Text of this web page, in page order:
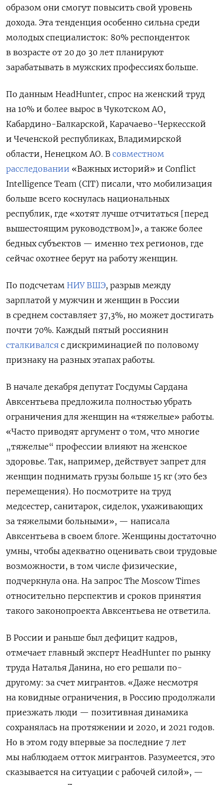
образом они смогут повысить свой уровень
дохода. Эта тенденция особенно сильна среди
молодых специалисток: 80% респонденток
в возрасте от 20 до 30 лет планируют
зарабатывать в мужских профессиях больше.
По данным HeadHunter, спрос на женский труд
на 10% и более вырос в Чукотском АО,
Кабардино-Балкарской, Карачаево-Черкесской
и Чеченской республиках, Владимирской
области, Ненецком АО. В совместном
расследовании «Важных историй» и Conflict
Intelligence Team (CIT) писали, что мобилизация
больше всего коснулась национальных
республик, где «хотят лучше отчитаться [перед
вышестоящим руководством]», а также более
бедных субъектов — именно тех регионов, где
сейчас охотнее берут на работу женщин.
По подсчетам НИУ ВШЭ, разрыв между
зарплатой у мужчин и женщин в России
в среднем составляет 37,3%, но может достигать
почти 70%. Каждый пятый россиянин
сталкивался с дискриминацией по половому
признаку на разных этапах работы.
В начале декабря депутат Госдумы Сардана
Авксентьева предложила полностью убрать
ограничения для женщин на «тяжелые» работы.
«Часто приводят аргумент о том, что многие
„тяжелые“ профессии влияют на женское
здоровье. Так, например, действует запрет для
женщин поднимать грузы больше 15 кг (это без
перемещения). Но посмотрите на труд
медсестер, санитарок, сиделок, ухаживающих
за тяжелыми больными», — написала
Авксентьева в своем блоге. Женщины достаточно
умны, чтобы адекватно оценивать свои трудовые
возможности, в том числе физические,
подчеркнула она. На запрос The Moscow Times
относительно перспектив и сроков принятия
такого законопроекта Авксентьева не ответила.
В России и раньше был дефицит кадров,
отмечает главный эксперт HeadHunter по рынку
труда Наталья Данина, но его решали по-
другому: за счет мигрантов. «Даже несмотря
на ковидные ограничения, в Россию продолжали
приезжать люди — позитивная динамика
сохранялась на протяжении и 2020, и 2021 годов.
Но в этом году впервые за последние 7 лет
мы наблюдаем отток мигрантов. Разумеется, это
сказывается на ситуации с рабочей силой», —